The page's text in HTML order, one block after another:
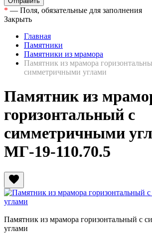
* — Поля, обязательные для заполнения
Закрыть
Главная
Памятники
Памятники из мрамора
Памятник из мрамора
симметричными углами
Памятник из
горизонтальный с
симметричными
МГ-19-110.70.5
favorite
Памятник из мрамора горизонтальный с
углами